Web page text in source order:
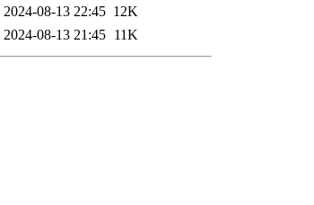
2024-08-13 22:45 12K
2024-08-13 21:45 11K